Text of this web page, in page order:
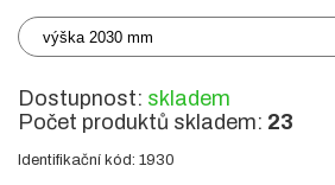
výška 2030 mm
Dostupnost: skladem
Počet produktů skladem: 23
Identifikační kód: 1930